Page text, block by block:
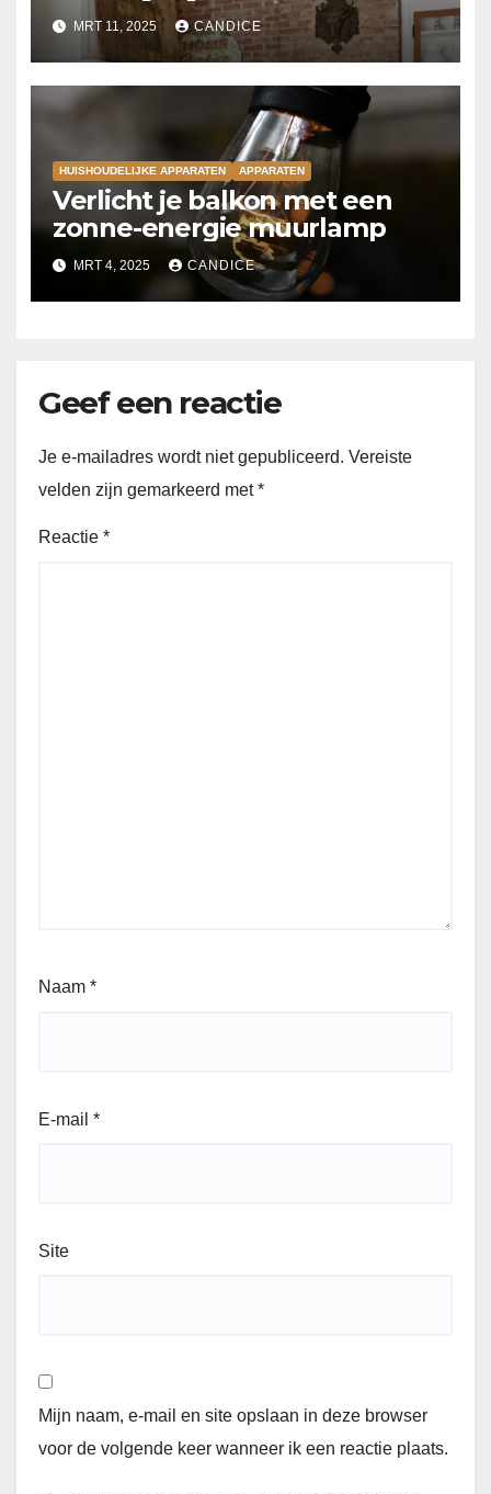
MRT 11, 2025 CANDICE
HUISHOUDELIJKE APPARATEN APPARATEN
Verlicht je balkon met een
zonne-energie muurlamp
MRT 4, 2025 CANDICE
Geef een reactie
Je e-mailadres wordt niet gepubliceerd. Vereiste
velden zijn gemarkeerd met*
Reactie *
Naam *
E-mail *
Site
Mijn naam, e-mail en site opslaan in deze browser
voor de volgende keer wanneer ik een reactie plaats.